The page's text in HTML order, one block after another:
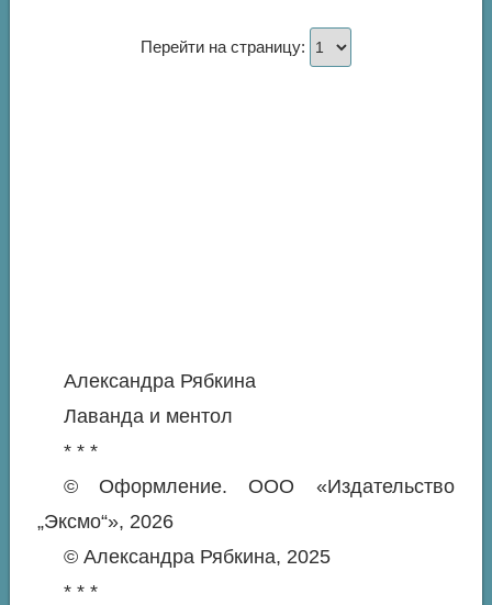
Перейти на страницу:
Александра Рябкина
Лаванда и ментол
* * *
© Оформление. ООО «Издательство
„Эксмо“», 2026
© Александра Рябкина, 2025
* * *